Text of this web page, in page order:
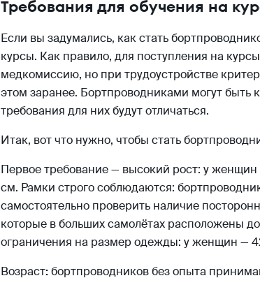
Требования для обучения на
Если вы задумались, как стать
курсы. Как правило, для поступления на
медкомиссию, но при трудоустройстве
этом заранее. Бортпроводниками могут
требования для них будут отличаться.
Итак, вот что нужно, чтобы стать
Первое требование — высокий рост: у
см. Рамки строго соблюдаются:
самостоятельно проверить наличие
которые в больших самолётах расположены
ограничения на размер одежды: у женщин —
Возраст:бортпроводников без опыта